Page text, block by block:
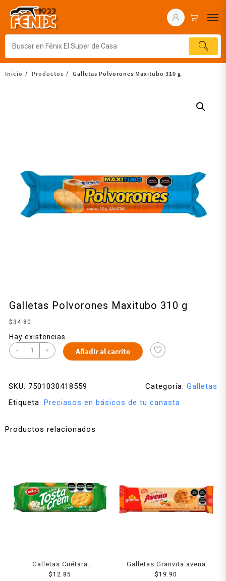
Inicio Productos Galletas Polvorones Maxitubo 310 g
Galletas Polvorones Maxitubo 310 g
$ 34.80
Hay existencias
- + Añadir al carrito
SKU: 7501030418559 Categoría: Galletas
Etiqueta: Preciasos en básicos de tu canasta
Productos relacionados
Galletas Cuétara
Tostacrem 100 g
$12.85
Galletas Granvita avena
con granola 90 g
$19.90